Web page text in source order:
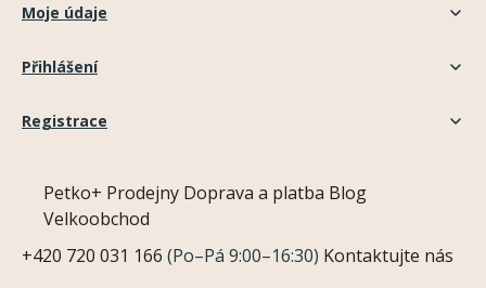
Moje údaje
Přihlášení
Registrace
Petko+ Prodejny Doprava a platba Blog
Velkoobchod
+420 720 031 166 (Po–Pá 9:00–16:30) Kontaktujte nás